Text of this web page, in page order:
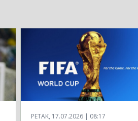
PETAK, 17.07.2026 | 08:17